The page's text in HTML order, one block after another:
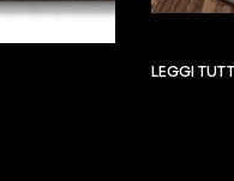
LEGGI